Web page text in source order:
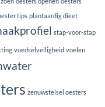
tips plantaardig dieet
stap-voor-stap
voedselveiligheid voelen
zenuwstelsel oesters